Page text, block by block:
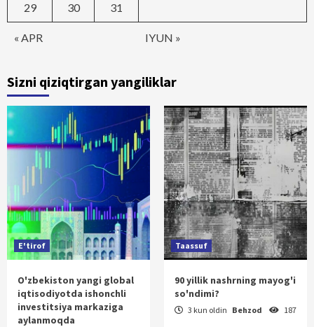
« APR IYUN »
29 30 31
Sizni qiziqtirgan yangiliklar
E'tirof
O'zbekiston yangi global
iqtisodiyotda ishonchli
investitsiya markaziga
aylanmoqda
Taassuf
90 yillik nashrning mayog'i
so'ndimi?
3 kun oldin Behzod 187